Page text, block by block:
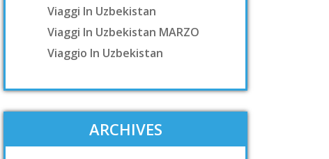
Viaggi In Uzbekistan
Viaggi In Uzbekistan MARZO
Viaggio In Uzbekistan
ARCHIVES